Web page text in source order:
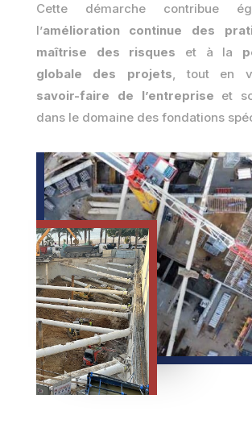
Cette démarche contribue
l’amélioration continue des
maîtrise des risques et à la
globale des projets, tout en
savoir-faire de l’entreprise et
dans le domaine des fondations